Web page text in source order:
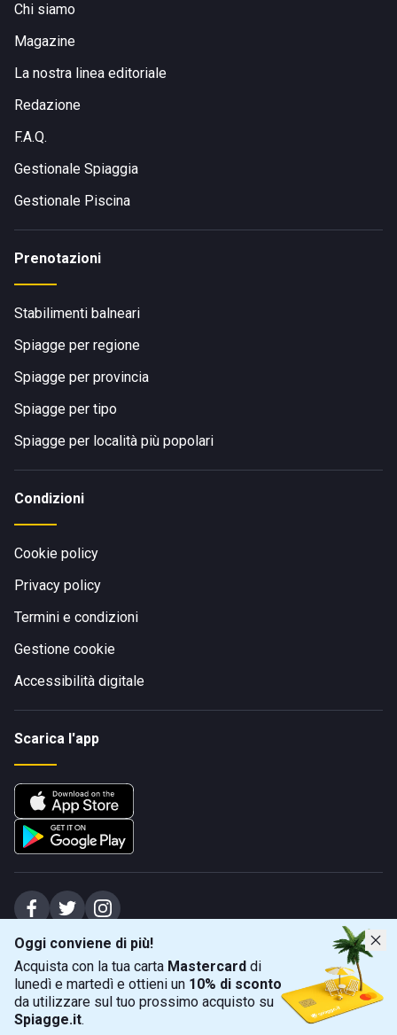
Oggi conviene di più!
Acquista con la tua carta Mastercard di
lunedì e martedì e ottieni un 10% di sconto
da utilizzare sul tuo prossimo acquisto su
Spiagge.it.
Chi siamo
Magazine
La nostra linea editoriale
Redazione
F.A.Q.
Gestionale Spiaggia
Gestionale Piscina
Prenotazioni
Stabilimenti balneari
Spiagge per regione
Spiagge per provincia
Spiagge per tipo
Spiagge per località più popolari
Condizioni
Cookie policy
Privacy policy
Termini e condizioni
Gestione cookie
Accessibilità digitale
Scarica l'app
Spiagge Srl - Sede legale: Via Marecchiese 48, 47923 Rimini (RN), IT -
capitale sociale Euro 31245,57 - Iscritta al registro delle imprese di Rimini
Sede operativa: Via Flaminia 180, 47924 Rimini (RN), IT
+39 0541 772375
info@spiagge.it - p.i./c.f. 04536640404